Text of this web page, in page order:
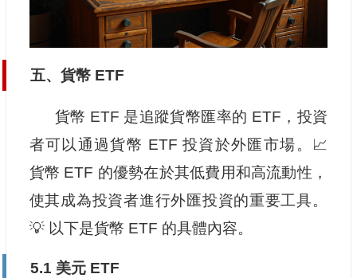
五、貨幣 ETF
貨幣 ETF 是追蹤貨幣匯率的 ETF，投資
者可以通過貨幣 ETF 投資於外匯市場。📈
貨幣 ETF 的優勢在於其低費用和高流動性，
使其成為投資者進行外匯投資的重要工具。
💡 以下是貨幣 ETF 的具體內容。
5.1 美元 ETF